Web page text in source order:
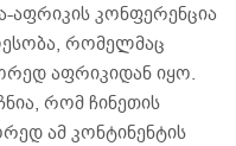
აფრიკის კონფერენცია
რომელმაც
აფრიკიდან იყო.
რომ ჩინეთის
ამ კონტინენტის